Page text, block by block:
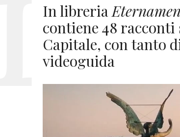
In libreria
contiene 48
Capitale, con tanto
videoguida